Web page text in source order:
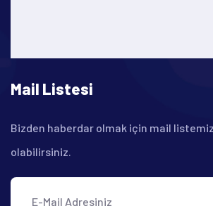
Mail Listesi
Bizden haberdar olmak için mail
olabilirsiniz.